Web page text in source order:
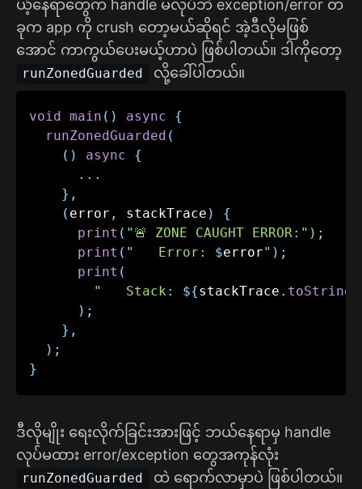
ယ့်နေရာတွေက handle မလုပ်ဘဲ exception/error တ
ခုက app ကို crush တော့မယ်ဆိုရင် အဲ့ဒီလိုမဖြစ်
အောင် ကာကွယ်ပေးမယ့်ဟာပဲ ဖြစ်ပါတယ်။ ဒါကိုတော့
runZonedGuarded လို့ခေါ်ပါတယ်။
void main ( ) async
{
runZonedGuarded (
( ) async
{
. . .
} ,
( error , stackTrace )
{
print ( "🚨 ZONE CAUGHT ERROR:" ) ;
print ( "   Error: $error" ) ;
print (
"   Stack: ${stackTrace . toString
) ;
} ,
) ;
}
ဒီလိုမျိုး ရေးလိုက်ခြင်းအားဖြင့် ဘယ်နေရာမှ handle
လုပ်မထား error/exception တွေအကုန်လုံး
runZonedGuarded ထဲ ရောက်လာမှာပဲ ဖြစ်ပါတယ်။